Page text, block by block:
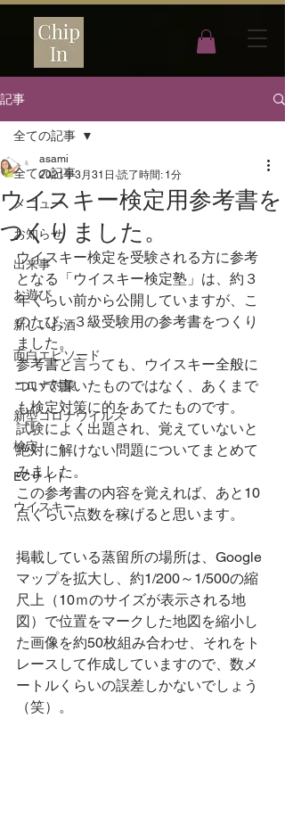
記事
全ての記事
メニュー
お知らせ
出来事
お遊び
新しいお酒
面白エピソード
コロナ対策
新型コロナウイルス
検定
ECサイト
ウイスキー
全ての記事
ウイスキー検定用参考書を
つくりました。
asami
2021年3月31日 読了時間: 1分
ウイスキー検定を受験される方に参考
となる「ウイスキー検定塾」は、約３
年くらい前から公開していますが、こ
のたび、３級受験用の参考書をつくり
ました。
参考書と言っても、ウイスキー全般に
ついて書いたものではなく、あくまで
も検定対策に的をあてたものです。
試験によく出題され、覚えていないと
絶対に解けない問題についてまとめて
みました。
この参考書の内容を覚えれば、あと10
点くらい点数を稼げると思います。
掲載している蒸留所の場所は、Google
マップを拡大し、約1/200～1/500の縮
尺上（10ｍのサイズが表示される地
図）で位置をマークした地図を縮小し
た画像を約50枚組み合わせ、それをト
レースして作成していますので、数メ
ートルくらいの誤差しかないでしょう
（笑）。